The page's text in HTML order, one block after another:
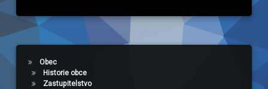
Obec
Historie obce
Zastupitelstvo